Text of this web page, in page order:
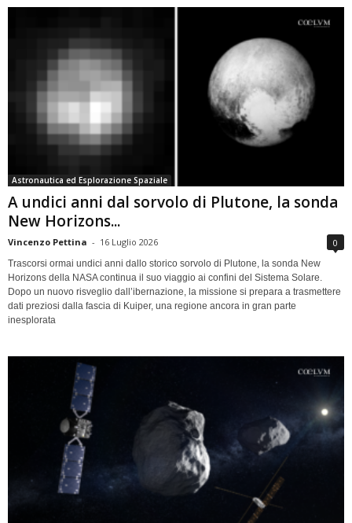
Astronautica ed Esplorazione Spaziale
A undici anni dal sorvolo di Plutone, la sonda
New Horizons...
Vincenzo Pettina - 16 Luglio 2026 0
Trascorsi ormai undici anni dallo storico sorvolo di Plutone, la sonda New
Horizons della NASA continua il suo viaggio ai confini del Sistema Solare.
Dopo un nuovo risveglio dall’ibernazione, la missione si prepara a trasmettere
dati preziosi dalla fascia di Kuiper, una regione ancora in gran parte
inesplorata